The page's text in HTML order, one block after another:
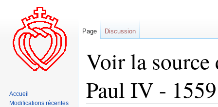
Voir la source
Paul IV - 1559
Page Discussion
Accueil
Modifications récentes